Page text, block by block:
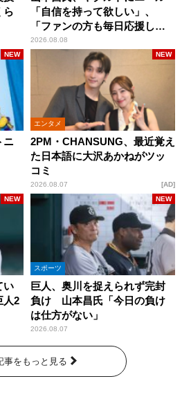
ら
「自信を持って欲しい」、
「ファンの方も毎日応援して
くれています」
2026.08.08
ニ
NEW
エンタメ
2PM・CHANSUNG、最近覚え
た日本語に大沢あかねがツッ
コミ
2026.08.07
NEW
AD
い
人2
NEW
スポーツ
巨人、奥川を捉えられず完封
負け 山本昌氏「今日の負け
は仕方がない」
2026.08.07
NEW
事をもっと見る